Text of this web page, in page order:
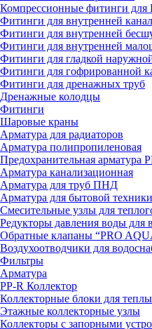
Компрессионные фитинги для
Фитинги для внутренней
Фитинги для внутренней
Фитинги для внутренней
Фитинги для гладкой
Фитинги для гофрированной
Фитинги для дренажных труб
Дренажные колодцы
Фитинги
Шаровые краны
Арматура для радиаторов
Арматура полипропиленовая
Предохранительная арматура
Арматура канализационная
Арматура для труб ПНД
Арматура для бытовой техники
Смесительные узлы для
Редукторы давления воды для
Обратные клапаны “PRO
Воздухоотводчики для
Фильтры
Арматура
PP-R Коллектор
Коллекторные блоки для
Этажные коллекторные узлы
Коллекторы с запорными